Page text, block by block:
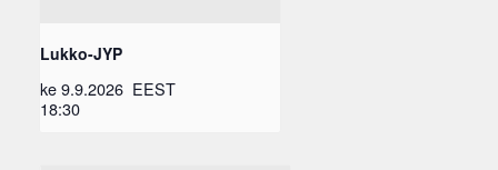
Lukko-JYP
ke 9.9.2026
18:30
EEST